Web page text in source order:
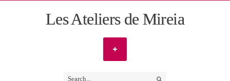
Les Ateliers de Mireia